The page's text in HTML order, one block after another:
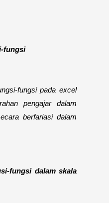
fungsi
fungsi pada excel
pengajar dalam
berfariasi dalam
fungsi dalam skala